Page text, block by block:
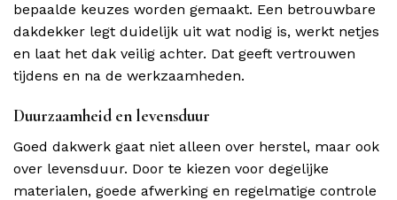
bepaalde keuzes worden gemaakt. Een betrouwbare
dakdekker legt duidelijk uit wat nodig is, werkt netjes
en laat het dak veilig achter. Dat geeft vertrouwen
tijdens en na de werkzaamheden.
Duurzaamheid en levensduur
Goed dakwerk gaat niet alleen over herstel, maar ook
over levensduur. Door te kiezen voor degelijke
materialen, goede afwerking en regelmatige controle